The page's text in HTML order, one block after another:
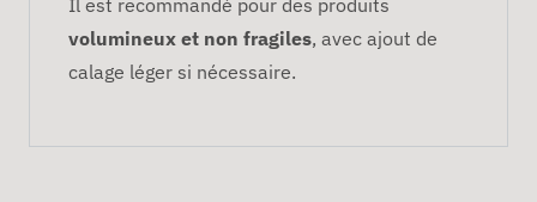
volumineux et non fragiles, avec ajout de
calage léger si nécessaire.